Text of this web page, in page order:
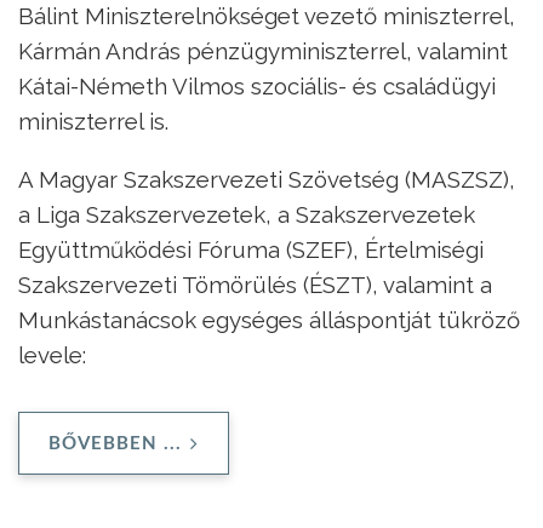
Bálint Miniszterelnökséget vezető miniszterrel,
Kármán András pénzügyminiszterrel, valamint
Kátai-Németh Vilmos szociális- és családügyi
miniszterrel is.
A Magyar Szakszervezeti Szövetség (MASZSZ),
a Liga Szakszervezetek, a Szakszervezetek
Együttműködési Fóruma (SZEF), Értelmiségi
Szakszervezeti Tömörülés (ÉSZT), valamint a
Munkástanácsok egységes álláspontját tükröző
levele:
BŐVEBBEN ...